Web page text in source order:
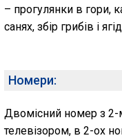
– прогулянки в гори,
санях, збір грибів і
Номери:
Двомісний номер з
телевізором, в 2-ох